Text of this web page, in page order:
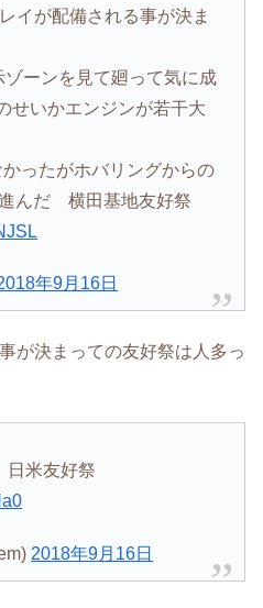
イが配備される事が決ま
ーンを見て廻って気に成
せいかエンジンが若干大
ったがホバリングからの
んだ 横田基地友好祭
年9月16日
が決まっての友好祭は人多っ
米友好祭
2018年9月16日